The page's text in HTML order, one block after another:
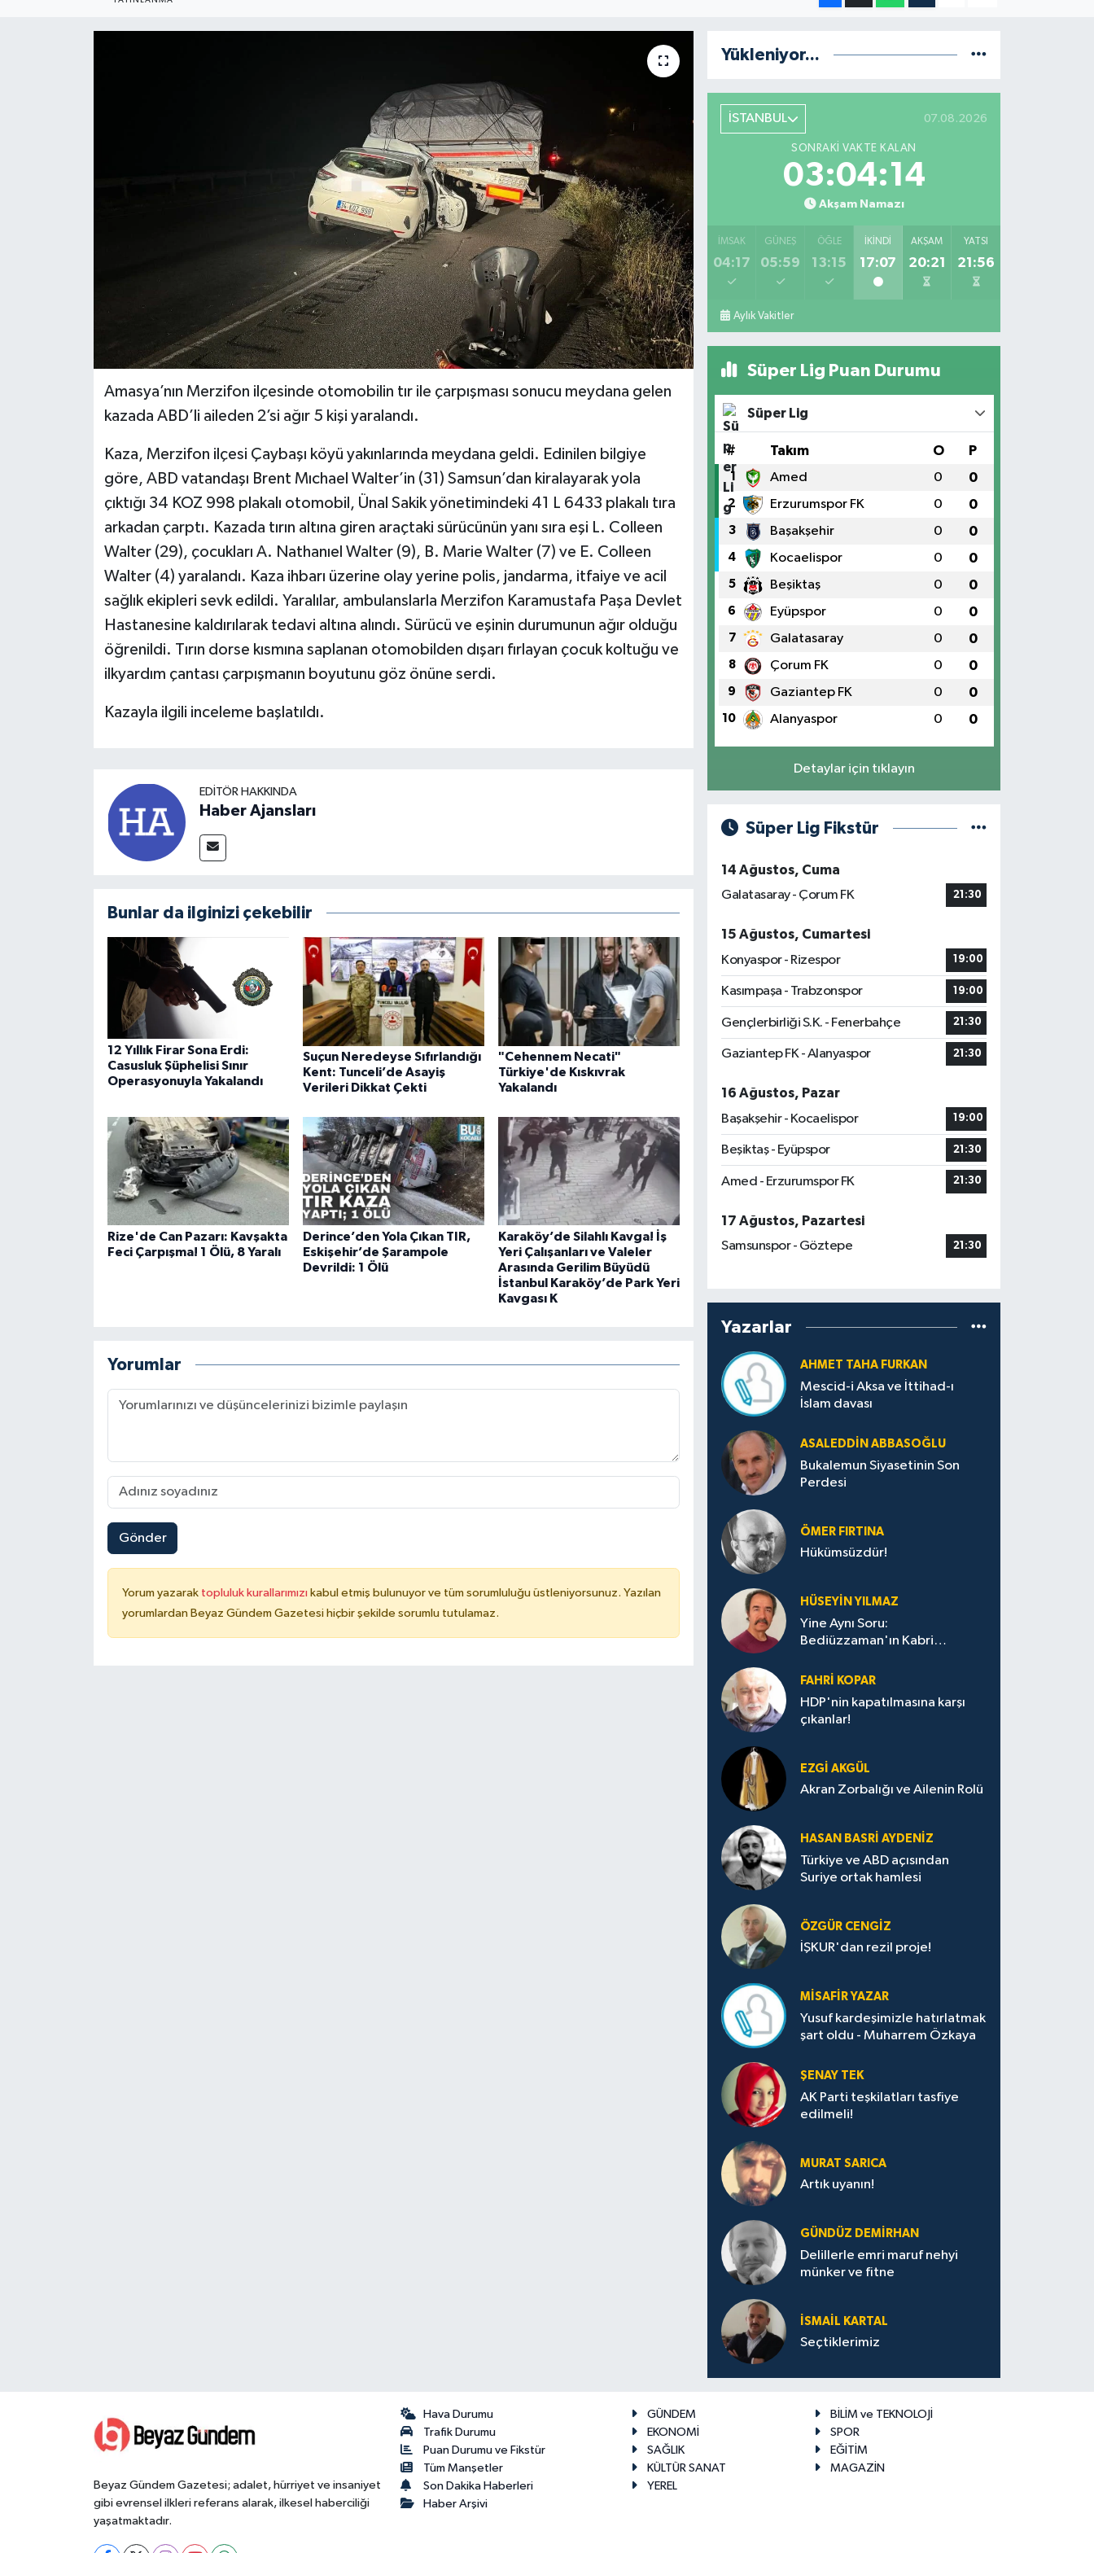
Amasya’nın Merzifon ilçesinde otomobilin tır ile çarpışması sonucu meydana gelen
kazada ABD’li aileden 2’si ağır 5 kişi yaralandı.
Kaza, Merzifon ilçesi Çaybaşı köyü yakınlarında meydana geldi. Edinilen bilgiye
göre, ABD vatandaşı Brent Mıchael Walter’in (31) Samsun’dan kiralayarak yola
çıktığı 34 KOZ 998 plakalı otomobil, Ünal Sakik yönetimindeki 41 L 6433 plakalı tıra
arkadan çarptı. Kazada tırın altına giren araçtaki sürücünün yanı sıra eşi L. Colleen
Walter (29), çocukları A. Nathanıel Walter (9), B. Marie Walter (7) ve E. Colleen
Walter (4) yaralandı. Kaza ihbarı üzerine olay yerine polis, jandarma, itfaiye ve acil
sağlık ekipleri sevk edildi. Yaralılar, ambulanslarla Merzifon Karamustafa Paşa Devlet
Hastanesine kaldırılarak tedavi altına alındı. Sürücü ve eşinin durumunun ağır olduğu
öğrenildi. Tırın dorse kısmına saplanan otomobilden dışarı fırlayan çocuk koltuğu ve
ilkyardım çantası çarpışmanın boyutunu göz önüne serdi.
Kazayla ilgili inceleme başlatıldı.
EDITÖR HAKKINDA
Haber Ajansları
Bunlar da ilginizi çekebilir
12 Yıllık Firar Sona Erdi:
Casusluk Şüphelisi Sınır
Operasyonuyla Yakalandı
Suçun Neredeyse Sıfırlandığı
Kent: Tunceli’de Asayiş
Verileri Dikkat Çekti
"Cehennem Necati"
Türkiye'de Kıskıvrak
Yakalandı
Rize'de Can Pazarı: Kavşakta
Feci Çarpışma! 1 Ölü, 8 Yaralı
Derince’den Yola Çıkan TIR,
Eskişehir’de Şarampole
Devrildi: 1 Ölü
Karaköy’de Silahlı Kavga! İş
Yeri Çalışanları ve Valeler
Arasında Gerilim Büyüdü
İstanbul Karaköy’de Park Yeri
Kavgası K
Yorumlar
Gönder
Yorum yazarak topluluk kurallarımızı kabul etmiş bulunuyor ve tüm sorumluluğu üstleniyorsunuz. Yazılan
yorumlardan Beyaz Gündem Gazetesi hiçbir şekilde sorumlu tutulamaz.
Yükleniyor...
İSTANBUL 07.08.2026
SONRAKI VAKTE KALAN
03:04:13
Akşam Namazı
İMSAK
04:17
GÜNEŞ
05:59
ÖĞLE
13:15
İKINDI
17:07
AKŞAM
20:21
YATSI
21:56
Aylık Vakitler
Süper Lig Puan Durumu
Süper Lig
# Takım O P
1 Amed 0 0
2 Erzurumspor FK 0 0
3 Başakşehir 0 0
4 Kocaelispor 0 0
5 Beşiktaş 0 0
6 Eyüpspor 0 0
7 Galatasaray 0 0
8 Çorum FK 0 0
9 Gaziantep FK 0 0
10 Alanyaspor 0 0
Detaylar için tıklayın
Süper Lig Fikstür
14 Ağustos, Cuma
Galatasaray - Çorum FK
21:30
15 Ağustos, Cumartesi
Konyaspor - Rizespor
19:00
Kasımpaşa - Trabzonspor 19:00
Gençlerbirliği S.K. - Fenerbahçe 21:30
Gaziantep FK - Alanyaspor 21:30
16 Ağustos, Pazar
Başakşehir - Kocaelispor
19:00
Beşiktaş - Eyüpspor 21:30
Amed - Erzurumspor FK 21:30
17 Ağustos, Pazartesi
Samsunspor - Göztepe
21:30
Yazarlar
AHMET TAHA FURKAN
Mescid-i Aksa ve İttihad-ı
İslam davası
ASALEDDIN ABBASOĞLU
Bukalemun Siyasetinin Son
Perdesi
ÖMER FIRTINA
Hükümsüzdür!
HÜSEYIN YILMAZ
Yine Aynı Soru:
Bediüzzaman'ın Kabri
FAHRI KOPAR
HDP'nin kapatılmasına karşı
çıkanlar!
EZGI AKGÜL
Akran Zorbalığı ve Ailenin Rolü
HASAN BASRI AYDENIZ
Türkiye ve ABD açısından
Suriye ortak hamlesi
ÖZGÜR CENGIZ
İŞKUR'dan rezil proje!
MISAFIR YAZAR
Yusuf kardeşimizle hatırlatmak
şart oldu - Muharrem Özkaya
ŞENAY TEK
AK Parti teşkilatları tasfiye
edilmeli!
MURAT SARICA
Artık uyanın!
GÜNDÜZ DEMIRHAN
Delillerle emri maruf nehyi
münker ve fitne
İSMAIL KARTAL
Seçtiklerimiz
Beyaz Gündem Gazetesi; adalet, hürriyet ve insaniyet
gibi evrensel ilkleri referans alarak, ilkesel haberciliği
yaşatmaktadır.
Hava Durumu
Trafik Durumu
Puan Durumu ve Fikstür
Tüm Manşetler
Son Dakika Haberleri
Haber Arşivi
GÜNDEM
BİLİM ve TEKNOLOJİ
EKONOMİ
SPOR
SAĞLIK
EĞİTİM
KÜLTÜR SANAT
MAGAZİN
YEREL